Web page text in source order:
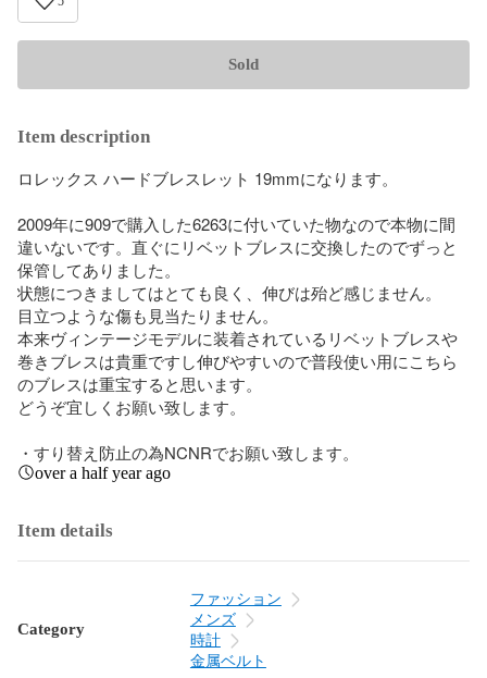
Sold
Item description
ロレックス ハードブレスレット 19mmになります。
2009年に909で購入した6263に付いていた物なので本物に間
違いないです。直ぐにリベットブレスに交換したのでずっと
保管してありました。
状態につきましてはとても良く、伸びは殆ど感じません。
目立つような傷も見当たりません。
本来ヴィンテージモデルに装着されているリベットブレスや
巻きブレスは貴重ですし伸びやすいので普段使い用にこちら
のブレスは重宝すると思います。
どうぞ宜しくお願い致します。
・すり替え防止の為NCNRでお願い致します。
over a half year ago
Item details
Category
ファッション
メンズ
時計
金属ベルト